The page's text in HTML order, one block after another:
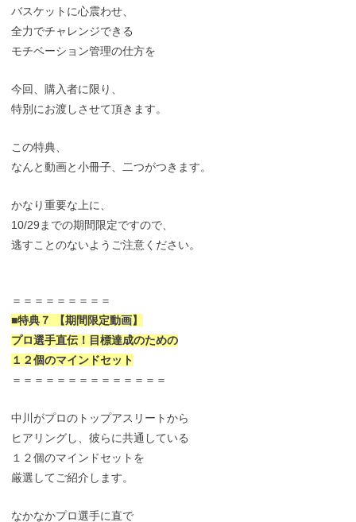
バスケットに心震わせ、
全力でチャレンジできる
モチベーション管理の仕方を
今回、購入者に限り、
特別にお渡しさせて頂きます。
この特典、
なんと動画と小冊子、二つがつきます。
かなり重要な上に、
10/29までの期間限定ですので、
逃すことのないようご注意ください。
＝＝＝＝＝＝＝＝＝
■特典７ 【期間限定動画】
プロ選手直伝！目標達成のための
１２個のマインドセット
＝＝＝＝＝＝＝＝＝＝＝＝＝＝
中川がプロのトップアスリートから
ヒアリングし、彼らに共通している
１２個のマインドセットを
厳選してご紹介します。
なかなかプロ選手に直で